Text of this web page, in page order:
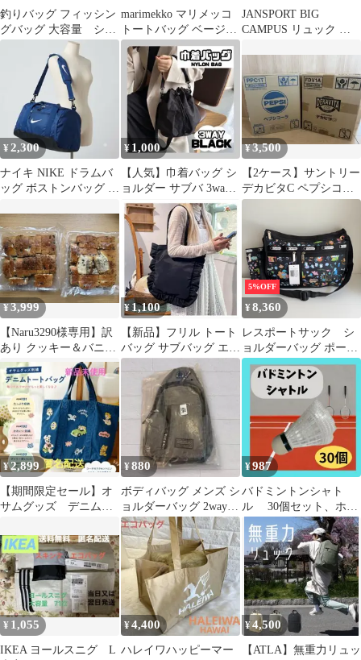
釣りバッグ フィッシン
グバッグ 大容量 ショ
ルダーバッグ ランガン
アウトドア
marimekko マリメッコ
トートバッグ ベージ
ュ 大容量
JANSPORT BIG
CAMPUS リュック ブ
¥2,300
ナイキ NIKE ドラムバ
ッグ ボストンバッグ ス
ー
¥ 1,000
【人気】巾着バッグ シ
ョルダー サブバ 3way
たためる 軽量 可愛い
旅行
¥3,500
【2ケース】サントリー
デカビタC ペプシコー
ラ 60本 まとめ売り 炭
¥3,999
【Naru3290様専用】訳
あり クッキー＆バニラ
のケーキ
¥1,100
【新品】フリル トート
バッグ サブバッグ エコ
バッグ かわいい 韓国風
ブラック
5%OFF
¥8,360
レスポートサック シ
ョルダーバッグ ポーチ
付き 旅行バッグ 大
容量
¥2,899
【期間限定セール】オ
サムグッズ デニム
ー 手提げかばん
¥880
ボディバッグ メンズ シ
ョルダーバッグ 2way
撥水 軽量 収納 グ レー
¥987
バドミントンシャト
ル 30個セット、ホワ
イト まとめ売り ス
ポーツ 大容量
¥ 1,055
IKEA ヨールスニグ L
¥4,400
ハレイワハッピーマー
¥4,500
【ATLA】無重力リュッ